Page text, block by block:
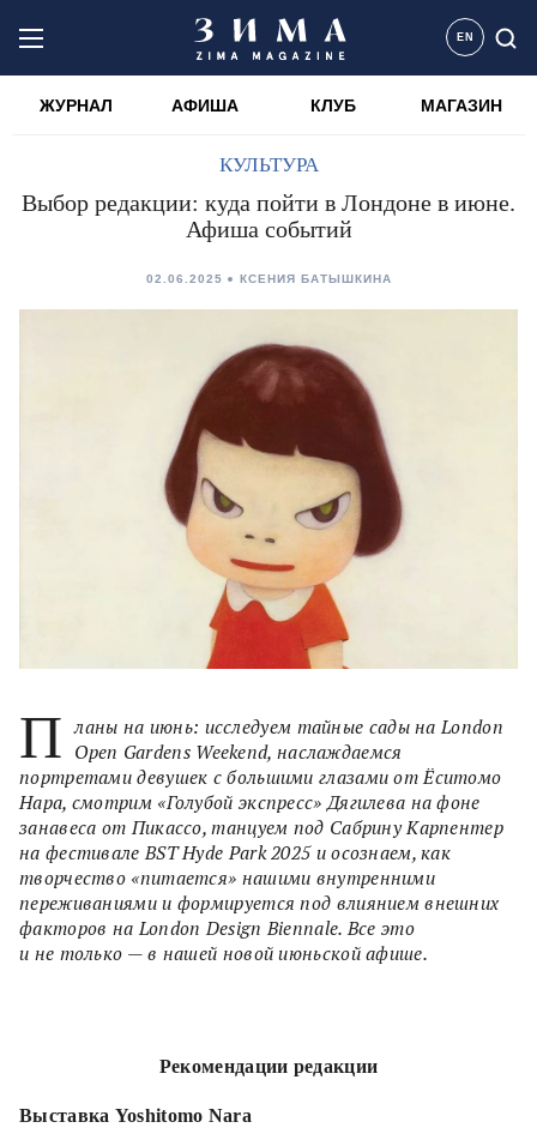
EN
ЖУРНАЛ АФИША КЛУБ МАГАЗИН
КУЛЬТУРА
Выбор редакции: куда пойти в Лондоне в июне.
Афиша событий
02.06.2025 КСЕНИЯ БАТЫШКИНА
П ланы на июнь: исследуем тайные сады на London
Open Gardens Weekend, наслаждаемся
портретами девушек с большими глазами от Ёситомо
Нара, смотрим «Голубой экспресс» Дягилева на фоне
занавеса от Пикассо, танцуем под Сабрину Карпентер
на фестивале BST Hyde Park 2025 и осознаем, как
творчество «питается» нашими внутренними
переживаниями и формируется под влиянием внешних
факторов на London Design Biennale. Все это
и не только — в нашей новой июньской афише.
Рекомендации редакции
Выставка Yoshitomo Nara